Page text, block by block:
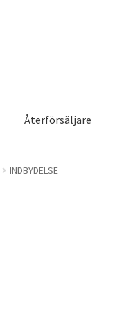
Återförsäljare
INDBYDELSE